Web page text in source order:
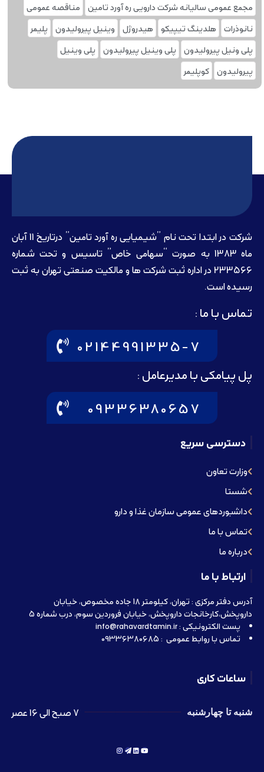
مجمع عمومی سالیانه شرکت دارویی ره آورد تامین
مناقصه عمومی
نانوذرات
هلدینگ تیپیکو هیدروژل وینیل پیرولیدون
پلیمر
پلی ونیل پیرولیدون
پلی وینیل پیرولیدون
پلی‌ وینیل
پیرولیدون
کوپلیمر
شرکت در ابتدا تحت نام ”شیمیایی ره آورد تامين” درتاريخ 11 آبان
ماه 1383 به صورت “سهامی خاص” تاسيس و تحت شماره
233566 در اداره ثبت شرکت ها و مالکيت صنعتی تهران به ثبت
رسيده است.
تماس با ما :
02144991335-7
پل پیامکی با مدیرعامل :
09336380657
دسترسی سریع
وزارت تعاون
شستا
داشبوردهای عمومی سازمان غذا و دارو
تماس با ما
درباره ما
ارتباط با ما
آدرس دفتر مرکزی : تهران، کیلومتر 18 جاده مخصوص، خیابان
داروپخش،کارخانجات داروپخش، خیابان فروردین سوم، درب شماره 5
پست الکترونیکی : info@rahavardtamin.ir
تماس با روابط عمومی : 09336380685
ساعات کاری
شنبه تا چهارشنبه 7 صبح الی 16 عصر